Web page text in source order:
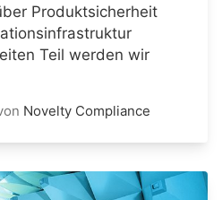
Produktsicherheit
Teil werden wir
Novelty Compliance